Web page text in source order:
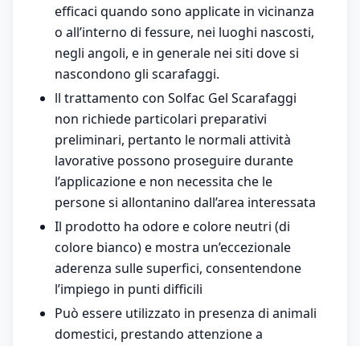
efficaci quando sono applicate in vicinanza
o all’interno di fessure, nei luoghi nascosti,
negli angoli, e in generale nei siti dove si
nascondono gli scarafaggi.
ll trattamento con Solfac Gel Scarafaggi
non richiede particolari preparativi
preliminari, pertanto le normali attività
lavorative possono proseguire durante
l’applicazione e non necessita che le
persone si allontanino dall’area interessata
Il prodotto ha odore e colore neutri (di
colore bianco) e mostra un’eccezionale
aderenza sulle superfici, consentendone
l’impiego in punti difficili
Può essere utilizzato in presenza di animali
domestici, prestando attenzione a